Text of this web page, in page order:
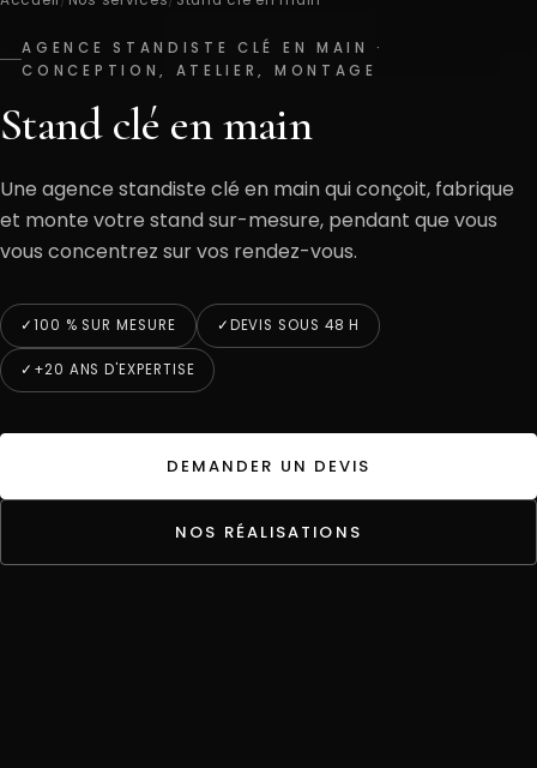
AGENCE STANDISTE CLÉ EN MAIN ·
CONCEPTION, ATELIER, MONTAGE
Stand clé en main
Une agence standiste clé en main qui conçoit, fabrique
et monte votre stand sur-mesure, pendant que vous
vous concentrez sur vos rendez-vous.
100 % SUR MESURE DEVIS SOUS 48 H
+20 ANS D'EXPERTISE
DEMANDER UN DEVIS
NOS RÉALISATIONS